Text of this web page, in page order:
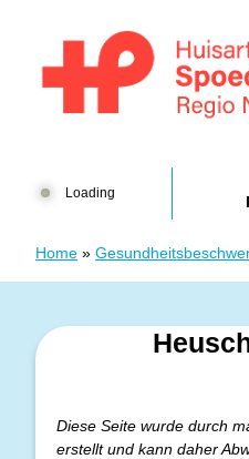
Loading
Home »
Diese Seite wurde durch
erstellt und kann daher